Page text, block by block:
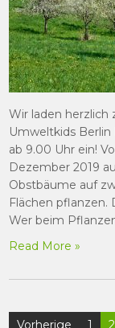
Wir laden herzlich
Umweltkids
ab 9.00 Uhr ein!
Dezember 2019
Obstbäume auf
Flächen pflanzen.
Wer beim
Read More »
Vorherige 1 2